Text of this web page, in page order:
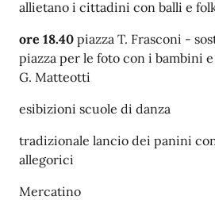
allietano i cittadini con balli e
ore 18.40 piazza T. Frasconi -
piazza per le foto con i bambini
G. Matteotti
esibizioni scuole di danza
tradizionale lancio dei panini
allegorici
Mercatino